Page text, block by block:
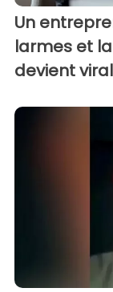
Un
larmes et
devient viral